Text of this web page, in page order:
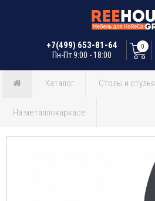
+7(499) 653-81-64
Пн-Пт 9:00 - 18:00
0
Каталог Столы и стулья
На металлокаркасе